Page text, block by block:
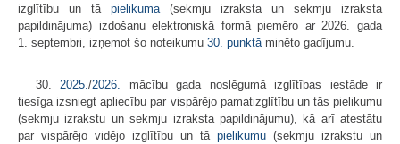
izglītību un tā pielikuma(sekmju izraksta un sekmju izraksta
papildinājuma) izdošanu elektroniskā formā piemēro ar 2026. gada
1. septembri, izņemot šo noteikumu 30. punktāminēto gadījumu.
30.2025./2026. mācību gada noslēgumā izglītības iestāde ir
tiesīga izsniegt apliecību par vispārējo pamatizglītību un tās pielikumu
(sekmju izrakstu un sekmju izraksta papildinājumu), kā arī atestātu
par vispārējo vidējo izglītību un tā pielikumu (sekmju izrakstu un